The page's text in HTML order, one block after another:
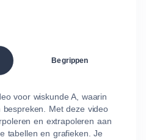
Begrippen
voor wiskunde A, waarin
Met deze video
en extrapoleren aan
tabellen en grafieken. Je